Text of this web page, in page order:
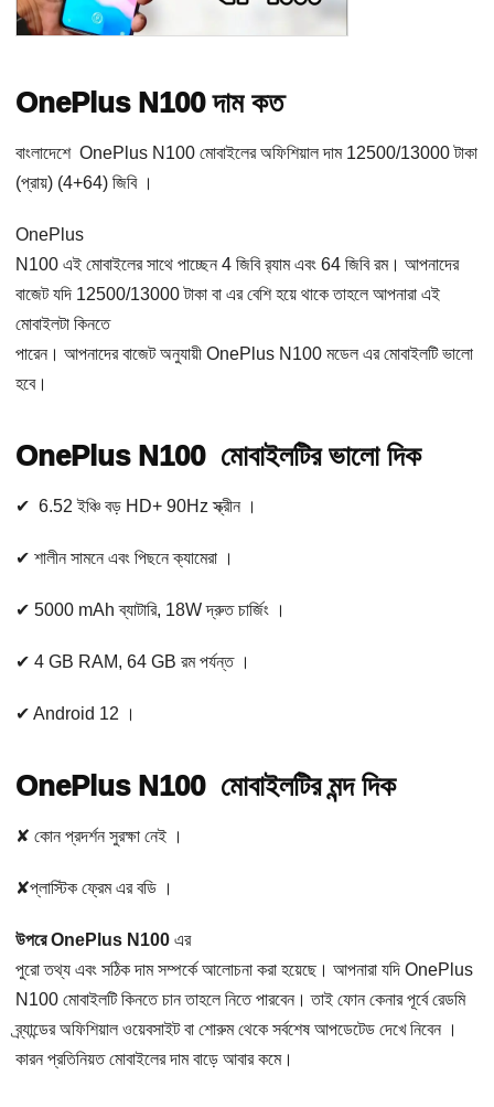
OnePlus N100 দাম কত
বাংলাদেশে OnePlus N100 মোবাইলের অফিশিয়াল দাম 12500/13000 টাকা
(প্রায়) (4+64) জিবি ।
OnePlus
N100 এই মোবাইলের সাথে পাচ্ছেন 4 জিবি র‌্যাম এবং 64 জিবি রম। আপনাদের
বাজেট যদি 12500/13000 টাকা বা এর বেশি হয়ে থাকে তাহলে আপনারা এই
মোবাইলটা কিনতে
পারেন। আপনাদের বাজেট অনুযায়ী OnePlus N100 মডেল এর মোবাইলটি ভালো
হবে।
OnePlus N100 মোবাইলটির ভালো দিক
✔ 6.52 ইঞ্চি বড় HD+ 90Hz স্ক্রীন ।
✔ শালীন সামনে এবং পিছনে ক্যামেরা ।
✔ 5000 mAh ব্যাটারি, 18W দ্রুত চার্জিং ।
✔ 4 GB RAM, 64 GB রম পর্যন্ত ।
✔ Android 12 ।
OnePlus N100 মোবাইলটির মন্দ দিক
✘ কোন প্রদর্শন সুরক্ষা নেই ।
✘প্লাস্টিক ফ্রেম এর বডি ।
উপরে OnePlus N100 এর
পুরো তথ্য এবং সঠিক দাম সম্পর্কে আলোচনা করা হয়েছে। আপনারা যদি OnePlus
N100 মোবাইলটি কিনতে চান তাহলে নিতে পারবেন। তাই ফোন কেনার পূর্বে রেডমি
ব্র্যান্ডের অফিশিয়াল ওয়েবসাইট বা শোরুম থেকে সর্বশেষ আপডেটেড দেখে নিবেন ।
কারন প্রতিনিয়ত মোবাইলের দাম বাড়ে আবার কমে।